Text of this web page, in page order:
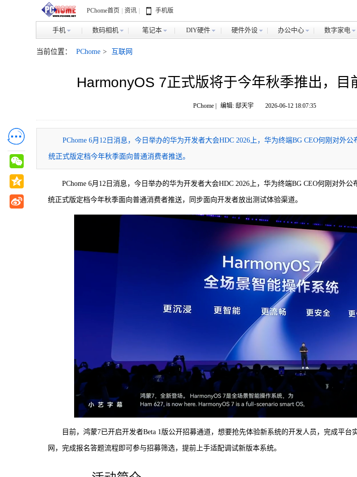
PChome首页 资讯 手机版
手机 数码相机 笔记本 DIY硬件 硬件外设 办公中心 数字家电
当前位置： PChome > 互联网
HarmonyOS 7正式版将于今年秋季推出，目
PChome | 编辑: 邸天宇 2026-06-12 18:07:35
PChome 6月12日消息，今日举办的华为开发者大会HDC 2026上，华为终端BG CEO何刚对外公
统正式版定档今年秋季面向普通消费者推送。
PChome 6月12日消息，今日举办的华为开发者大会HDC 2026上，华为终端BG CEO何刚对外公
统正式版定档今年秋季面向普通消费者推送，同步面向开发者放出测试体验渠道。
目前，鸿蒙7已开启开发者Beta 1版公开招募通道，想要抢先体验新系统的开发人员，完成平台
网，完成报名答题流程即可参与招募筛选，提前上手适配调试新版本系统。